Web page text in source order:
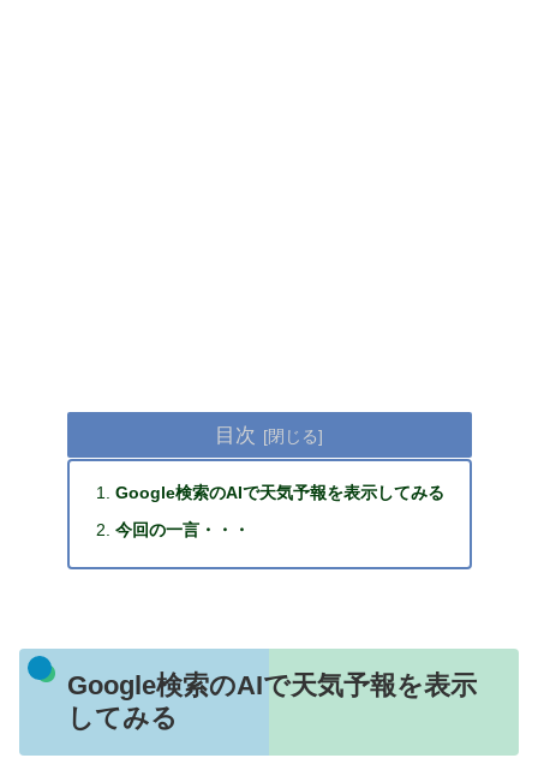
目次
Google検索のAIで天気予報を表示してみる
今回の一言・・・
Google検索のAIで天気予報を表示
してみる